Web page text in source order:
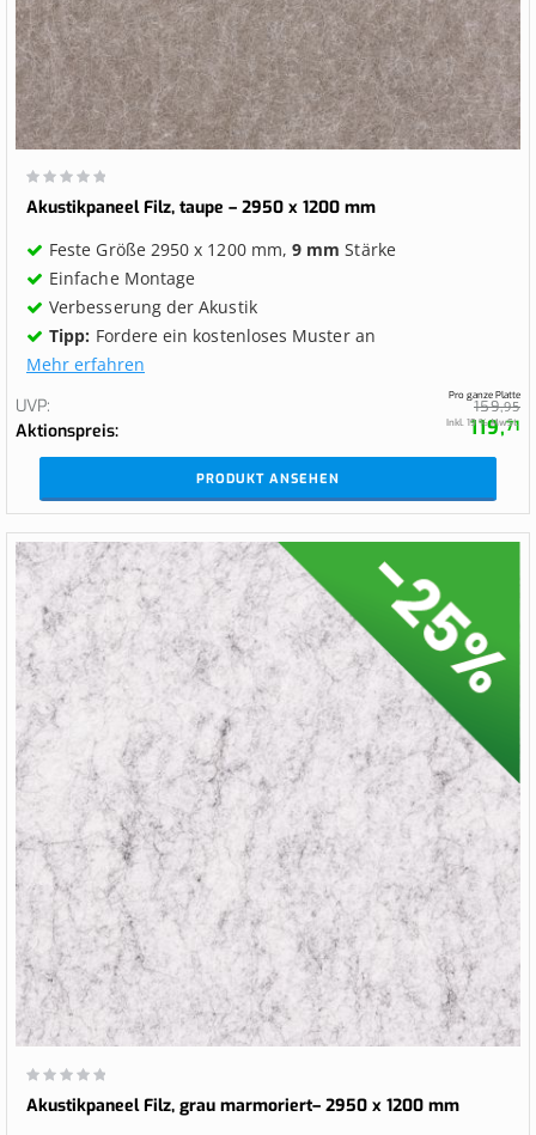
Wertung:
0%
Akustikpaneel Filz, taupe – 2950 x 1200 mm
Feste Größe 2950 x 1200 mm,9 mm Stärke
Einfache Montage
Verbesserung der Akustik
Tipp: Fordere ein kostenloses Muster an
Mehr erfahren
UVP
159,95
Aktionspreis
Pro ganze Platte
119,71
Inkl. 19 % MwSt.
PRODUKT ANSEHEN
Wertung:
0%
Akustikpaneel Filz, grau marmoriert– 2950 x 1200 mm